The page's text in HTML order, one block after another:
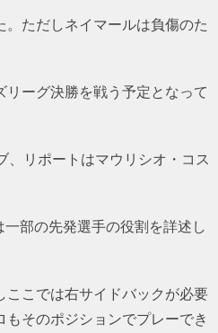
ただしネイマールは負傷のた
ーグ決勝を戦う予定となって
リポートはマウリシオ・コス
部の先発選手の役割を詳述し
ここでは右サイドバックが必要
そのポジションでプレーでき